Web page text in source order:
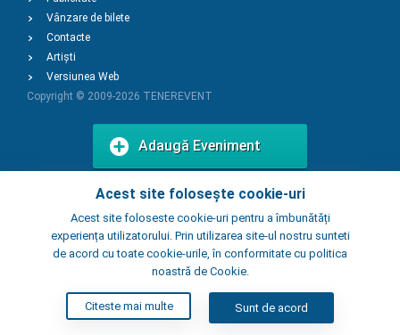
Acest site folosește cookie-uri
Acest site foloseste cookie-uri pentru a îmbunătăți
experiența utilizatorului. Prin utilizarea site-ul nostru sunteti
de acord cu toate cookie-urile, în conformitate cu politica
noastră de Cookie.
Citeste mai multe Sunt de acord
Vânzare de bilete
Contacte
Artiști
Versiunea Web
Copyright © 2009-2026 TENEREVENT
Adaugă Eveniment
Adaugă Local